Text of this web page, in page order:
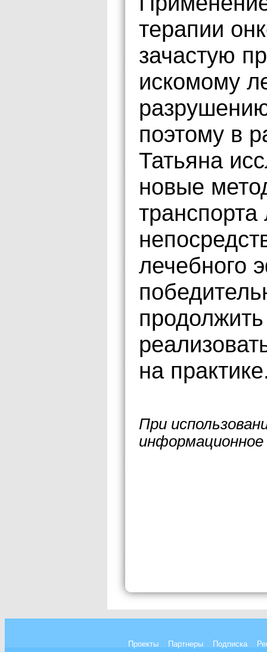
терапии
зачастую
искомому
поэтому в
Татьяна
новые
транспорта
лечебного
на
При
Проекты Партнеры Подписка